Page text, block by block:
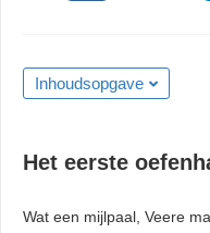
Inhoudsopgave
Het eerste
Wat een mijlpaal, Veere